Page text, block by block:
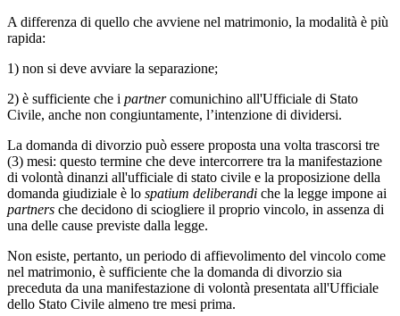
A differenza di quello che avviene nel matrimonio, la modalità è più
rapida:
1) non si deve avviare la separazione;
2) è sufficiente che i partnercomunichino all'Ufficiale di Stato
Civile, anche non congiuntamente, l’intenzione di dividersi.
La domanda di divorzio può essere proposta una volta trascorsi tre
(3) mesi: questo termine che deve intercorrere tra la manifestazione
di volontà dinanzi all'ufficiale di stato civile e la proposizione della
domanda giudiziale è lo spatium deliberandi che la legge impone ai
partners che decidono di sciogliere il proprio vincolo, in assenza di
una delle cause previste dalla legge.
Non esiste, pertanto, un periodo di affievolimento del vincolo come
nel matrimonio, è sufficiente che la domanda di divorzio sia
preceduta da una manifestazione di volontà presentata all'Ufficiale
dello Stato Civile almeno tre mesi prima.